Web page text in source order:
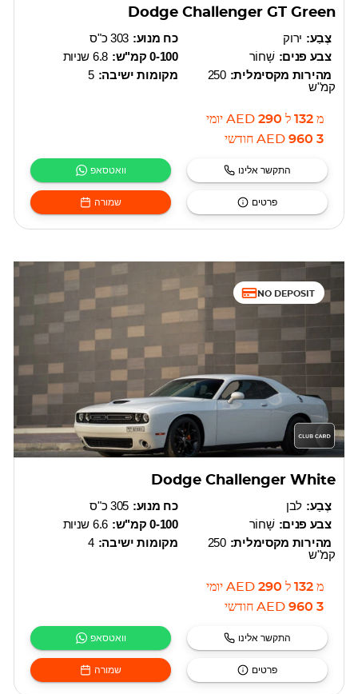
Dodge Challenger GT Green
כח מנוע: 303 כ"ס
0-100 קמ"ש:
6.8 שניות
מקומות ישיבה: 5
צֶבַע: ירוק
צבע פנים: שָׁחוֹר
מהירות מקסימלית: 250
קמ"ש
מ 132 ל 290
AED יומי
3 960
AED חודשי
וואטסאפ התקשר אלינו
שמורה פרטים
NO DEPOSIT
Dodge Challenger White
כח מנוע: 305 כ"ס
0-100 קמ"ש:
6.6 שניות
מקומות ישיבה: 4
צֶבַע: לבן
צבע פנים: שָׁחוֹר
מהירות מקסימלית: 250
קמ"ש
מ 132 ל 290
AED יומי
3 960
AED חודשי
וואטסאפ התקשר אלינו
שמורה פרטים